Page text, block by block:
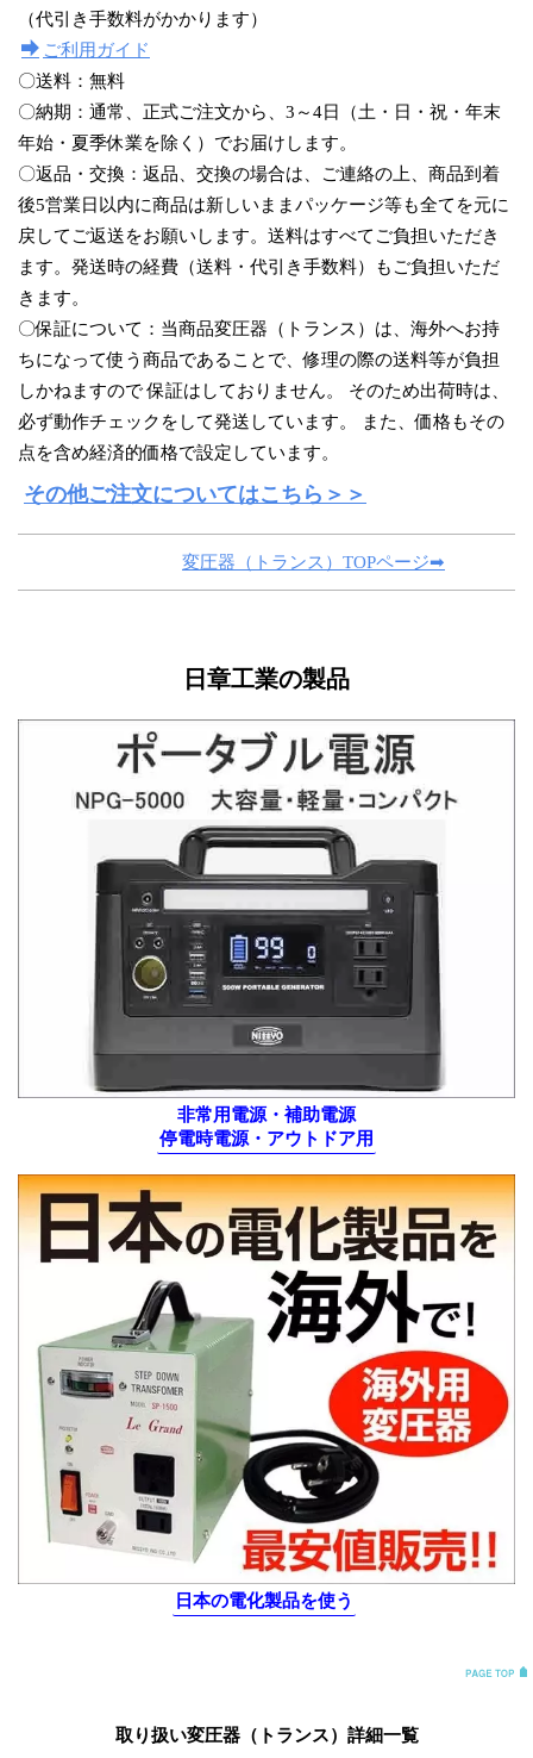
（代引き手数料がかかります）
ご利用ガイド
〇送料：無料
〇納期：通常、正式ご注文から、3～4日（土・日・祝・年末
年始・夏季休業を除く）でお届けします。
〇返品・交換：返品、交換の場合は、ご連絡の上、商品到着
後5営業日以内に商品は新しいままパッケージ等も全てを元に
戻してご返送をお願いします。送料はすべてご負担いただき
ます。発送時の経費（送料・代引き手数料）もご負担いただ
きます。
〇保証について：当商品変圧器（トランス）は、海外へお持
ちになって使う商品であることで、修理の際の送料等が負担
しかねますので 保証はしておりません。 そのため出荷時は、
必ず動作チェックをして発送しています。 また、価格もその
点を含め経済的価格で設定しています。
その他ご注文についてはこちら＞＞
変圧器（トランス）TOPページ➡
日章工業の製品
非常用電源・補助電源
停電時電源・アウトドア用
日本の電化製品を使う
取り扱い変圧器（トランス）詳細一覧